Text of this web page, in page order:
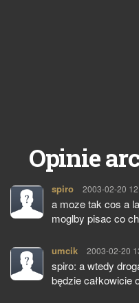
Opinie
spiro pisze:
2003-02-20
a moze tak cos a
moglby pisac co
umcik pisze:
2003-02-20
spiro: a wtedy
będzie całkowicie